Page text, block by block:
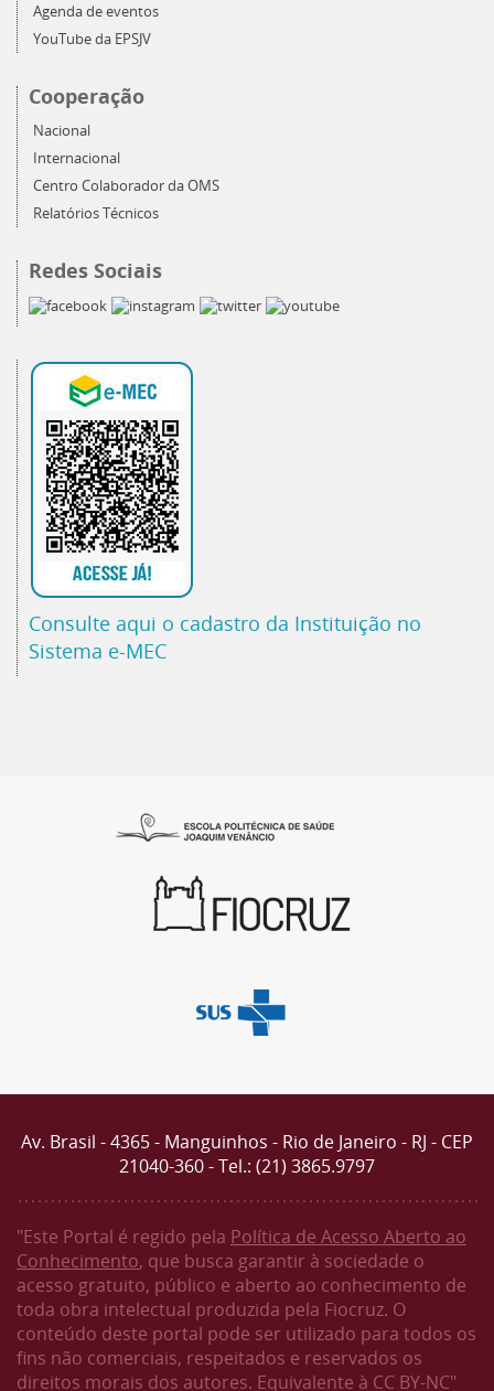
Agenda de eventos
YouTube da EPSJV
Cooperação
Nacional
Internacional
Centro Colaborador da OMS
Relatórios Técnicos
Redes Sociais
Consulte aqui o cadastro da Instituição no
Sistema e-MEC
Av. Brasil - 4365 - Manguinhos - Rio de Janeiro - RJ - CEP
21040-360 - Tel.: (21) 3865.9797
"Este Portal é regido pela Política de Acesso Aberto ao
Conhecimento, que busca garantir à sociedade o
acesso gratuito, público e aberto ao conhecimento de
toda obra intelectual produzida pela Fiocruz. O
conteúdo deste portal pode ser utilizado para todos os
fins não comerciais, respeitados e reservados os
direitos morais dos autores. Equivalente à CC BY-NC"